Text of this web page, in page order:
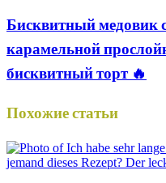
Бисквитный медовик
карамельной
бисквитный торт 🔥
Похожие статьи